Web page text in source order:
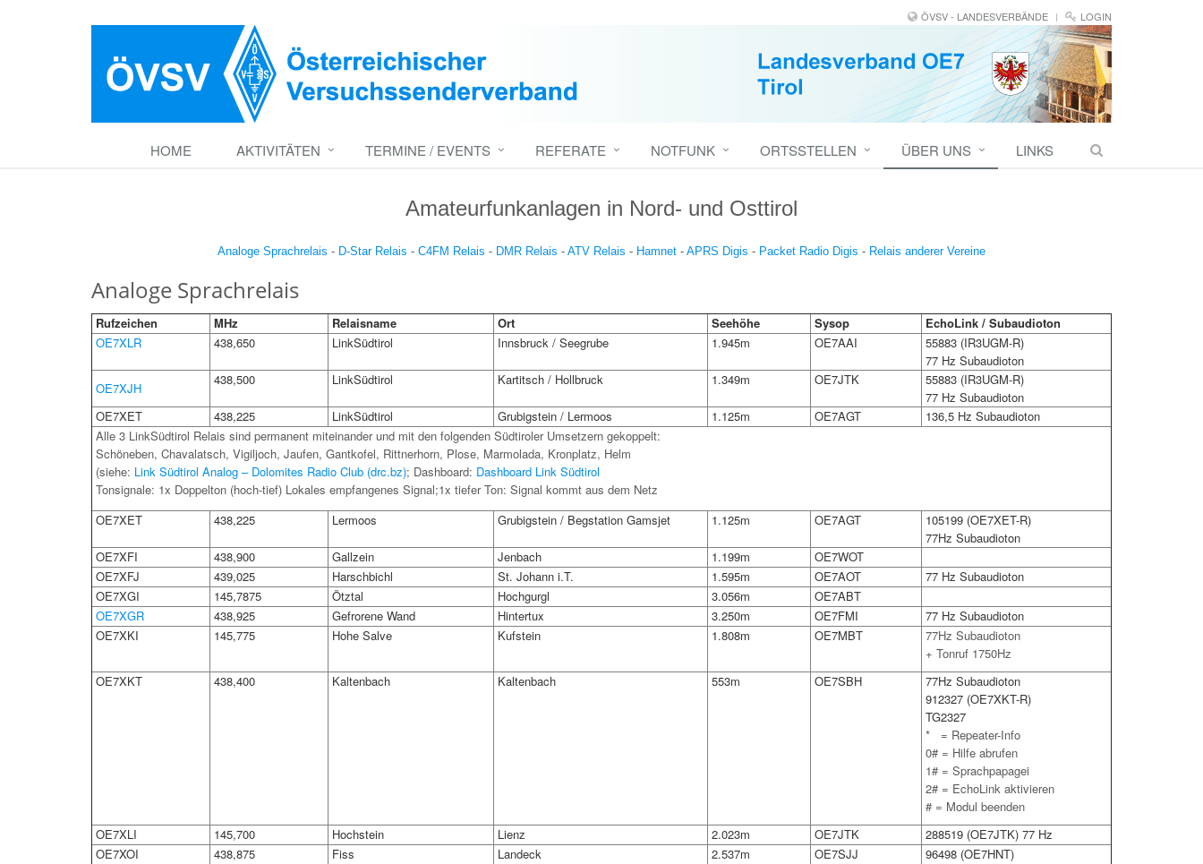
ÖVSV - LANDESVERBÄNDE LOGIN
HOME AKTIVITÄTEN TERMINE / EVENTS REFERATE NOTFUNK ORTSSTELLEN ÜBER UNS LINKS
Amateurfunkanlagen in Nord- und Osttirol
Analoge Sprachrelais - D-Star Relais - C4FM Relais - DMR Relais - ATV Relais - Hamnet - APRS Digis - Packet Radio Digis - Relais anderer Vereine
Analoge Sprachrelais
Rufzeichen MHz Relaisname Ort Seehöhe Sysop
EchoLink / Subaudioton
OE7XLR
438,650 LinkSüdtirol Innsbruck / Seegrube 1.945m OE7AAI
55883 (IR3UGM-R)
77 Hz Subaudioton
OE7XJH
438,500 LinkSüdtirol Kartitsch / Hollbruck 1.349m OE7JTK
55883 (IR3UGM-R)
77 Hz Subaudioton
OE7XET
438,225 LinkSüdtirol Grubigstein / Lermoos 1.125m OE7AGT
136,5 Hz Subaudioton
Alle 3 LinkSüdtirol Relais sind permanent miteinander und mit den folgenden Südtiroler Umsetzern gekoppelt:
Schöneben, Chavalatsch, Vigiljoch, Jaufen, Gantkofel, Rittnerhorn, Plose, Marmolada, Kronplatz, Helm
(siehe: Link Südtirol Analog – Dolomites Radio Club (drc.bz); Dashboard: Dashboard Link Südtirol
Tonsignale: 1x Doppelton (hoch-tief) Lokales empfangenes Signal;1x tiefer Ton: Signal kommt aus dem Netz
OE7XET
438,225 Lermoos Grubigstein / Begstation Gamsjet 1.125m OE7AGT
105199 (OE7XET-R)
77Hz Subaudioton
OE7XFI
438,900 Gallzein Jenbach 1.199m
OE7WOT
OE7XFJ
439,025 Harschbichl St. Johann i.T. 1.595m OE7AOT
77 Hz Subaudioton
OE7XGI
145,7875 Ötztal Hochgurgl 3.056m
OE7ABT
OE7XGR
438,925 Gefrorene Wand Hintertux 3.250m OE7FMI
77 Hz Subaudioton
OE7XKI
145,775 Hohe Salve Kufstein 1.808m OE7MBT
77Hz Subaudioton
+ Tonruf 1750Hz
OE7XKT
438,400 Kaltenbach Kaltenbach 553m OE7SBH
77Hz Subaudioton
912327 (OE7XKT-R)
TG2327
* = Repeater-Info
0# = Hilfe abrufen
1# = Sprachpapagei
2# = EchoLink aktivieren
# = Modul beenden
OE7XLI
145,700 Hochstein Lienz 2.023m OE7JTK
288519 (OE7JTK) 77 Hz
OE7XOI
438,875 Fiss Landeck 2.537m OE7SJJ
96498 (OE7HNT)